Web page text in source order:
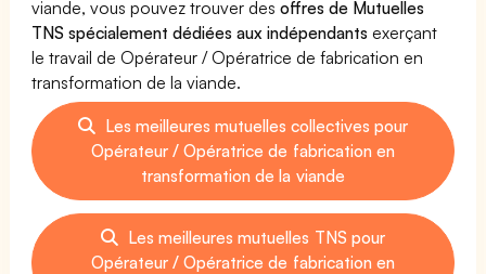
viande, vous pouvez trouver desoffres de Mutuelles
TNS spécialement dédiées aux indépendants exerçant
le travail de Opérateur / Opératrice de fabrication en
transformation de la viande.
Les meilleures mutuelles collectives pour
Opérateur / Opératrice de fabrication en
transformation de la viande
Les meilleures mutuelles TNS pour
Opérateur / Opératrice de fabrication en